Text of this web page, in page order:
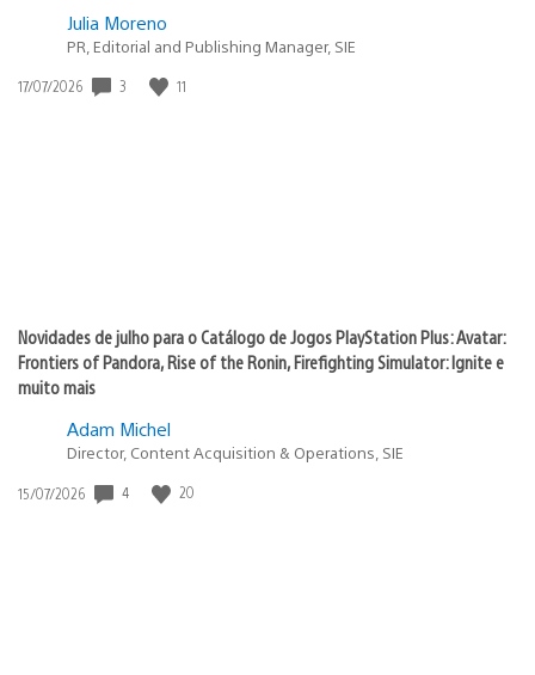
Julia Moreno
PR, Editorial and Publishing Manager, SIE
Data
17/07/2026 3 11
Novidades de julho para o Catálogo de Jogos PlayStation Plus: Avatar:
Frontiers of Pandora, Rise of the Ronin, Firefighting Simulator: Ignite e
muito mais
Adam Michel
Director, Content Acquisition & Operations, SIE
Data
15/07/2026 4 20